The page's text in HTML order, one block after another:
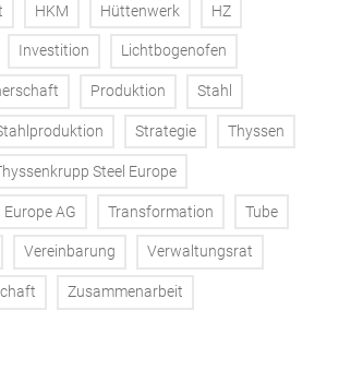
HKM Hüttenwerk HZ
Investition Lichtbogenofen
Produktion Stahl
Strategie Thyssen
Steel Europe
AG Transformation Tube
Vereinbarung Verwaltungsrat
Zusammenarbeit